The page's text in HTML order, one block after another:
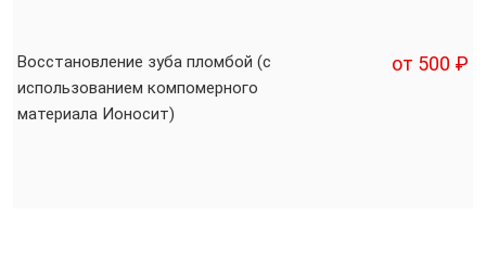
Восстановление зуба пломбой (с
использованием компомерного
материала Ионосит)
от 500 ₽